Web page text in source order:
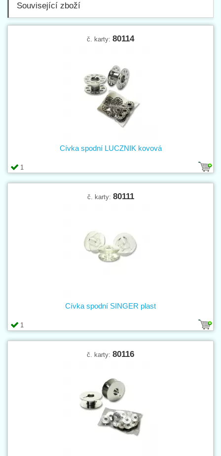
Související zboží
č. karty: 80114
1
Cívka spodní LUCZNIK kovová
č. karty: 80111
1
Cívka spodní SINGER plast
č. karty: 80116